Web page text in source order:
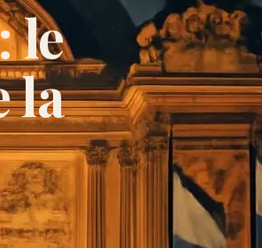
le
la